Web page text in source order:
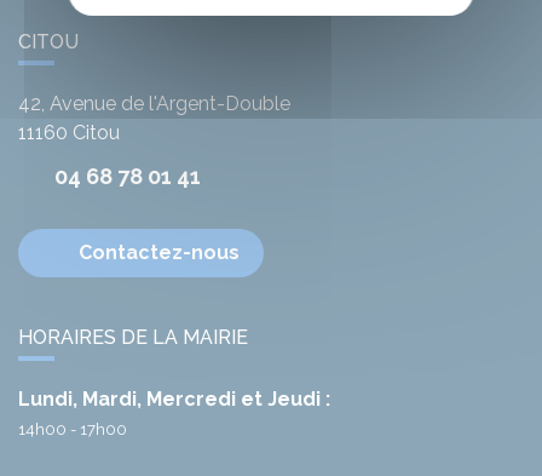
CITOU
42, Avenue de l'Argent-Double
11160 Citou
04 68 78 01 41
Contactez-nous
HORAIRES DE LA MAIRIE
Lundi, Mardi, Mercredi et Jeudi :
14h00 - 17h00